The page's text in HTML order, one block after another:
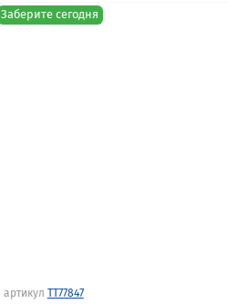
Заберите сегодня
артикул TT77847